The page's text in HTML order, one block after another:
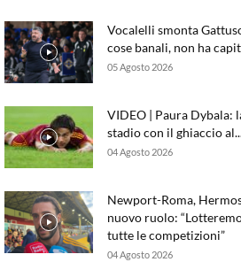
Vocalelli smonta
cose banali, non ha
05 Agosto 2026
VIDEO | Paura Dybala:
stadio con il ghiaccio
04 Agosto 2026
Newport-Roma,
nuovo ruolo:
tutte le competizioni”
04 Agosto 2026